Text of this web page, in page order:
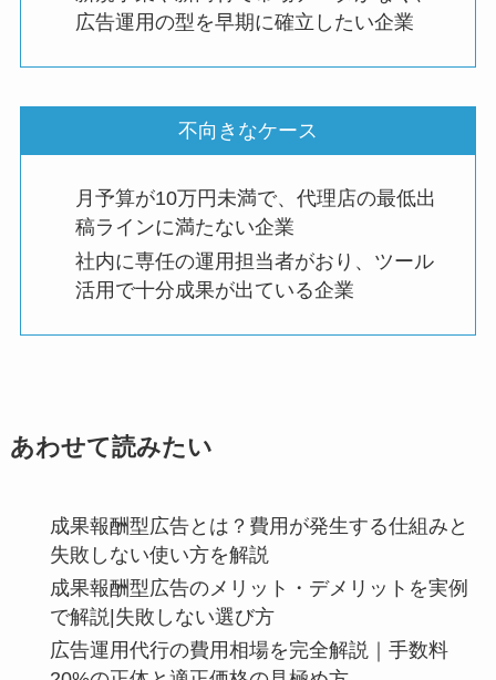
広告運用の型を早期に確立したい企業
不向きなケース
月予算が10万円未満で、代理店の最低出
稿ラインに満たない企業
社内に専任の運用担当者がおり、ツール
活用で十分成果が出ている企業
あわせて読みたい
成果報酬型広告とは？費用が発生する仕組みと
失敗しない使い方を解説
成果報酬型広告のメリット・デメリットを実例
で解説|失敗しない選び方
広告運用代行の費用相場を完全解説｜手数料